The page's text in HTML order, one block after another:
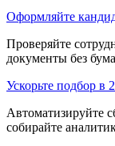
Оформляйте
Проверяйте
документы без
Ускорьте подбор в
Автоматизируйте
собирайте